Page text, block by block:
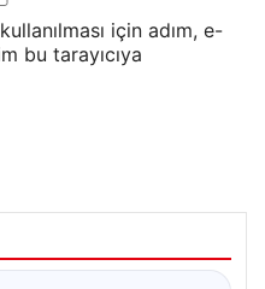
için adım, e-
bu tarayıcıya